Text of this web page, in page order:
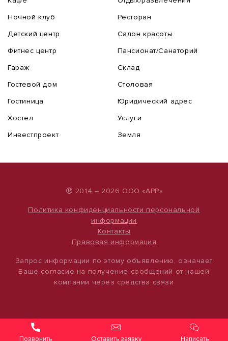
Ночной клуб
Детский центр
Фитнес центр
Гараж
Гостевой дом
Гостиница
Хостел
Инвестпроект
Ресторан
Салон красоты
Пансионат/Санаторий
Склад
Столовая
Юридический адрес
Услуги
Земля
® 2014 – 2026 ООО «АРР»
Политика конфиденциальности персональной
информации
Контакты
Правовая информация
Запрос информации по этому объявлению, означает
Ваше согласие на получение сообщений от нашей
компании через средства связи
Оставить заявку Написать